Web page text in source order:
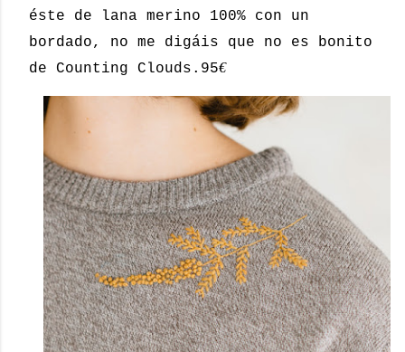
éste de lana merino 100% con un
bordado, no me digáis que no es bonito
de Counting Clouds.95€